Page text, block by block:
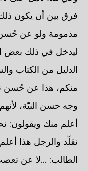
فرق بين أن يكون
مذمومة ولو عن حُسن
ليدخل في ذلك بعض
الدليل من الكتاب
منكم، هذا عن حُسن
وجه حسن النيّة،
أعلم منك ويقولون:
نقلّد والرجل هذا
الطالب: ...لا عن